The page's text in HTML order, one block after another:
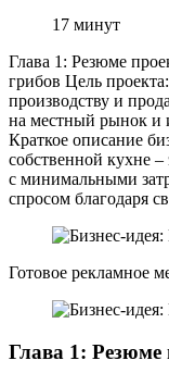
17 минут
Глава 1: Резюме
грибов Цель
производству и
на местный рынок и
Краткое описание
собственной кухне
с минимальными
спросом благодаря
Готовое рекламное
Глава 1: Резюме